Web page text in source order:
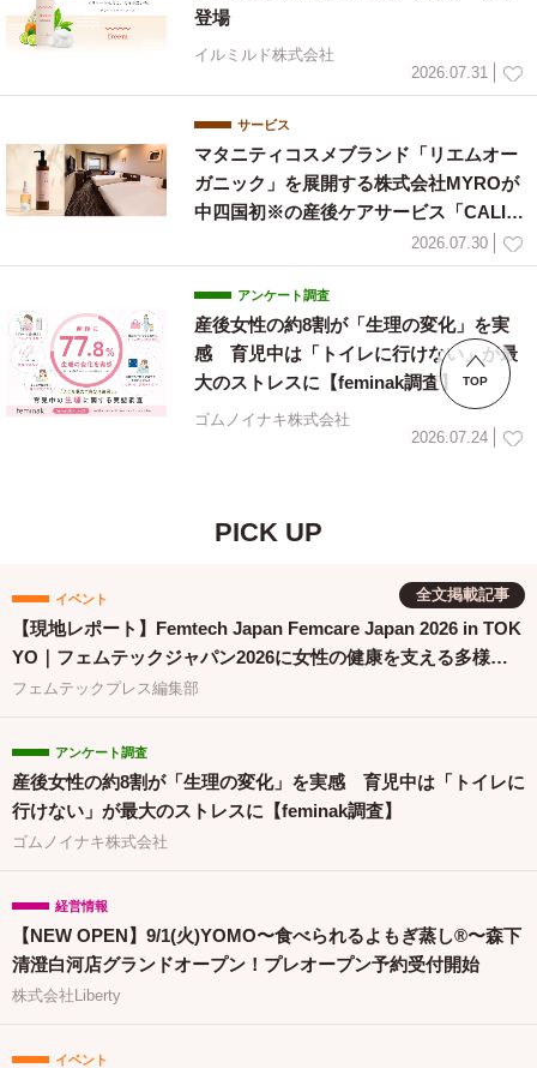
登場
イルミルド株式会社
2026.07.31
サービス
マタニティコスメブランド「リエムオー
ガニック」を展開する株式会社MYROが
中四国初※の産後ケアサービス「CALIN
2026.07.30
アンケート調査
産後女性の約8割が「生理の変化」を実
感 育児中は「トイレに行けない」が最
大のストレスに【feminak調査】
ゴムノイナキ株式会社
2026.07.24
PICK UP
全文掲載記事
イベント
【現地レポート】Femtech Japan Femcare Japan 2026 in TOK
YO｜フェムテックジャパン2026に女性の健康を支える多様な
取り組みが集結
フェムテックプレス編集部
アンケート調査
産後女性の約8割が「生理の変化」を実感 育児中は「トイレに
行けない」が最大のストレスに【feminak調査】
ゴムノイナキ株式会社
経営情報
【NEW OPEN】9/1(火)YOMO〜食べられるよもぎ蒸し®〜森下
清澄白河店グランドオープン！プレオープン予約受付開始
株式会社Liberty
イベント
TOP